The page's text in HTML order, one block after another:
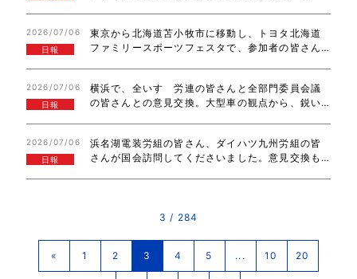
また、来てね！自動車総連熊本地協政策懇談会
で、…
2026/07/06
日報
東京から北海道苫小牧市に移動し、トヨタ北海道
ファミリースポーツフェスタで、参加者の皆さん
ました。お忙しい中、ご対応いただき、誠にあり…
2026/07/06
日報
横浜で、全いすゞ労連の皆さんと全部門委員会議
の皆さんとの意見交換。大型車の観点から、鋭い
る、富山県連こくみん政治塾で、国民民主党政策…
2026/07/06
日報
浜名湖電装労組の皆さん、ダイハツ九州労組の皆
さんが国会訪問してくださいました。意見交換も
3 / 284
« 1 2 3 4 5 ... 10 20